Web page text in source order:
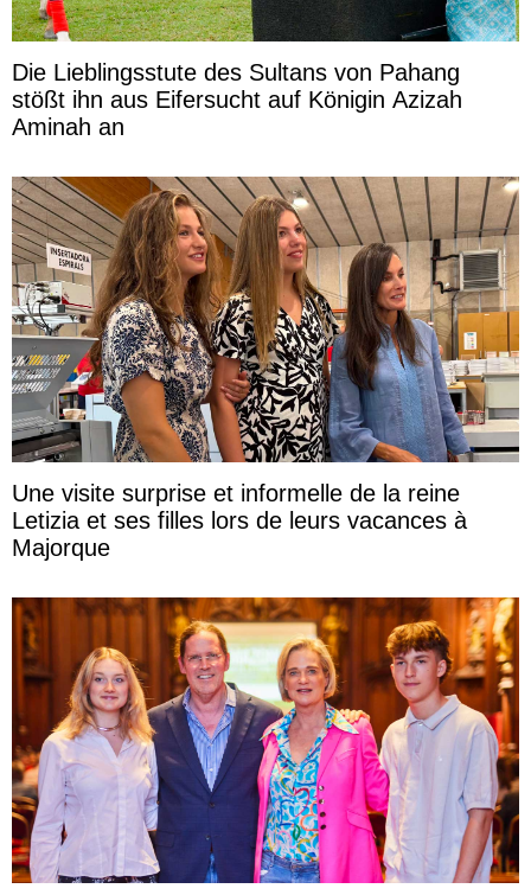
Die Lieblingsstute des Sultans von Pahang
stößt ihn aus Eifersucht auf Königin Azizah
Aminah an
Une visite surprise et informelle de la reine
Letizia et ses filles lors de leurs vacances à
Majorque